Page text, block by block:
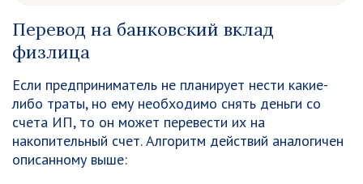
Перевод на банковский вклад
физлица
Если предприниматель не планирует нести какие-
либо траты, но ему необходимо снять деньги со
счета ИП, то он может перевести их на
накопительный счет. Алгоритм действий аналогичен
описанному выше: